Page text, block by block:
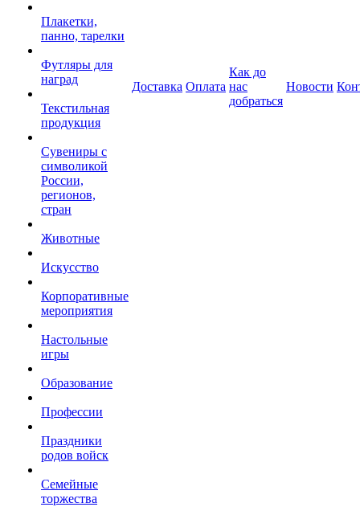
Плакетки,
панно, тарелки
Футляры для
наград
Текстильная
продукция
Сувениры с
символикой
России,
регионов,
стран
Животные
Искусство
Корпоративные
мероприятия
Настольные
игры
Образование
Профессии
Праздники
родов войск
Семейные
торжества
Доставка Оплата
Как до
нас
добраться
Новости